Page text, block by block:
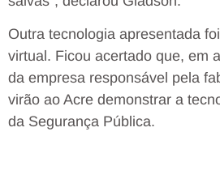
Outra tecnologia apresentada
virtual. Ficou acertado que, em
da empresa responsável pela
virão ao Acre demonstrar a
da Segurança Pública.